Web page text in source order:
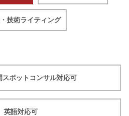
技術ライティング
ポットコンサル対応可
英語対応可